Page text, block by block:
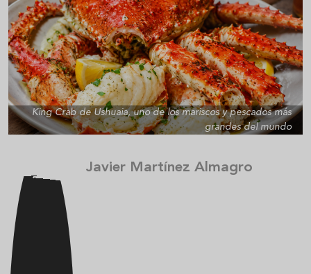
King Crab de Ushuaia, uno de los mariscos y pescados más
grandes del mundo
Javier Martínez Almagro